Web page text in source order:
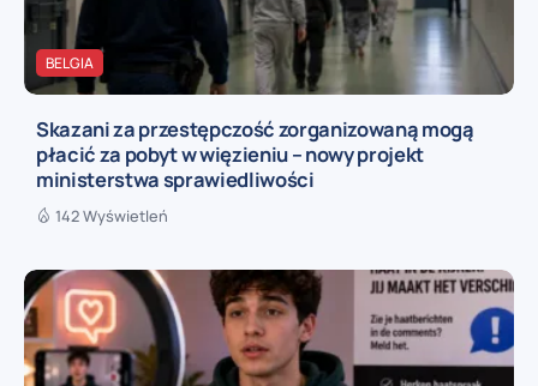
BELGIA
Skazani za przestępczość zorganizowaną mogą
płacić za pobyt w więzieniu – nowy projekt
ministerstwa sprawiedliwości
142 Wyświetleń